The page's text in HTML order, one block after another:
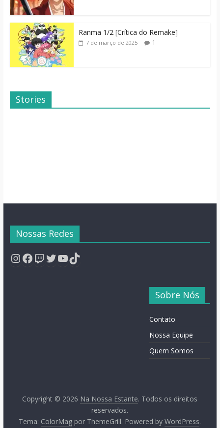
Ranma 1/2 [Crítica do Remake]
7 de março de 2025 1
Stories
Dicas de Filmes
Para o Fim de
Família Inusitada
Nossas Redes
Instagram
Facebook
Twitch
Twitter
YouTube
TikTok
Sobre Nós
Contato
Nossa Equipe
Quem Somos
Copyright © 2026 Na Nossa Estante. Todos os direitos
reservados.
Tema: ColorMag por ThemeGrill. Powered byWordPress.